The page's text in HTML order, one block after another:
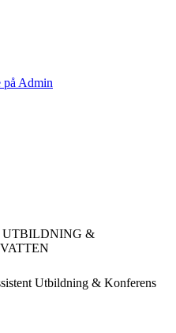
på Admin
UTBILDNING &
Utbildning & Konferens